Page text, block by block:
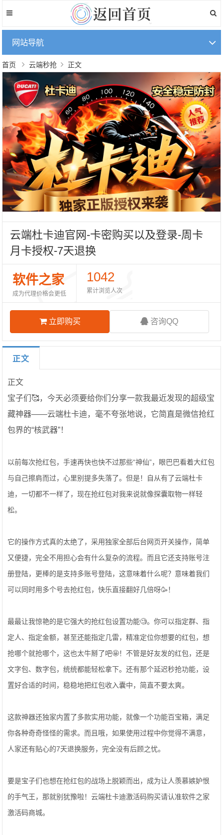
网站导航
首页 云端秒抢 正文
云端杜卡迪官网-卡密购买以及登录-周卡
月卡授权-7天退换
软件之家
成为代理价格会更低
1042
累计浏览人次
立即购买 咨询QQ
正文
正文
宝子们🥰，今天必须要给你们分享一款我最近发现的超级宝
藏神器——云端杜卡迪，毫不夸张地说，它简直是微信抢红
包界的“核武器”！
以前每次抢红包，手速再快也快不过那些“神仙”，眼巴巴看着大红包
与自己擦肩而过，心里别提多失落了。但是！自从有了云端杜卡
迪，一切都不一样了，现在抢红包对我来说就像探囊取物一样轻
松。
它的操作方式真的太绝了，采用独家全部后台网页开关操作，简单
又便捷，完全不用担心会有什么复杂的流程。而且它还支持账号注
册登陆，更棒的是支持多账号登陆，这意味着什么呢？意味着我们
可以同时用多个号去抢红包，快乐直接翻好几倍呀🥳！
最最让我惊艳的是它强大的抢红包设置功能🧐。你可以指定群、指
定人、指定金额，甚至还能指定几雷，精准定位你想要的红包，想
抢哪个就抢哪个，这也太牛掰了吧🤩！不管是好友发的红包，还是
文字包、数字包，统统都能轻松拿下。还有那个延迟秒抢功能，设
置好合适的时间，稳稳地把红包收入囊中，简直不要太爽。
这款神器还独家内置了多款实用功能，就像一个功能百宝箱，满足
你各种奇奇怪怪的需求。而且哦，如果使用过程中你觉得不满意，
人家还有贴心的7天退换服务，完全没有后顾之忧。
要是宝子们也想在抢红包的战场上脱颖而出，成为让人羡慕嫉妒恨
的手气王，那就别犹豫啦！云端杜卡迪激活码购买请认准软件之家
激活码商城。